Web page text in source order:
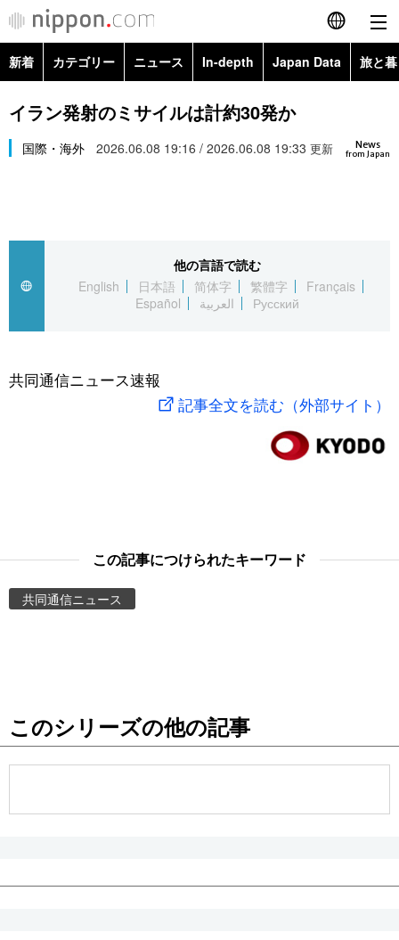
English
简体字
繁體字
العربية
社会
旅と暮らし
東京
新着 カテゴリー ニュース In-depth Japan Data 旅と
政治・外交
経済・ビジネス
社会
文化
科学・技術
暮らし
Images
お知らせ
イラン発射のミサイルは計約30発か
News
from Japan
国際・海外 2026.06.08 19:16 / 2026.06.08 19:33 更新
他の言語で読む
English
日本語 简体字 繁體字
Français
Español
العربية Русский
共同通信ニュース速報
記事全文を読む（外部サイト）
この記事につけられたキーワード
共同通信ニュース
このシリーズの他の記事